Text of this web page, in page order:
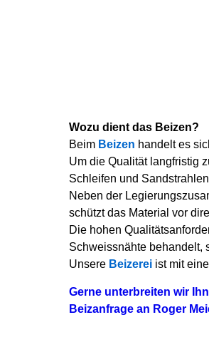
Wozu dient das Beizen?
Beim Beizen handelt es
Um die Qualität langfristig
Schleifen und
Neben der
schützt das Material vor
Die hohen
Schweissnähte behandelt,
Unsere Beizerei ist mit
Gerne unterbreiten wir
Beizanfrage an Roger